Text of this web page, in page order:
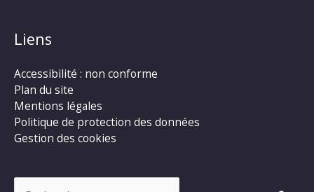
Liens
Accessibilité : non conforme
Plan du site
Mentions légales
Politique de protection des données
Gestion des cookies